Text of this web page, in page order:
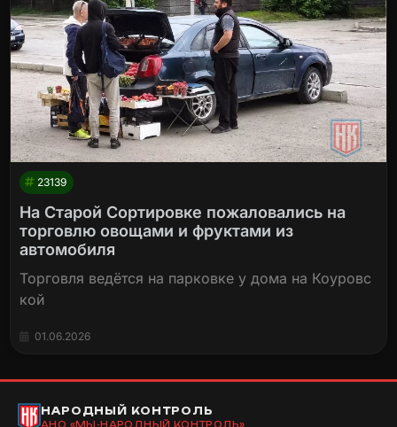
23139
На Старой Сортировке пожаловались на
торговлю овощами и фруктами из
автомобиля
Торговля ведётся на парковке у дома на Коуровс
кой
01.06.2026
НАРОДНЫЙ КОНТРОЛЬ
АНО «МЫ-НАРОДНЫЙ КОНТРОЛЬ»